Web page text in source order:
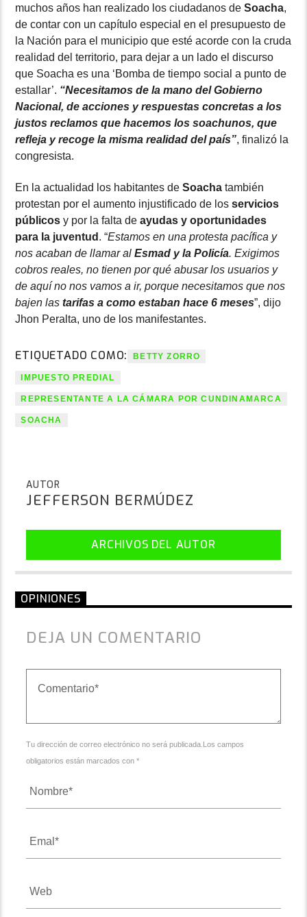
muchos años han realizado los ciudadanos deSoacha,
de contar con un capítulo especial en el presupuesto de
la Nación para el municipio que esté acorde con la cruda
realidad del territorio, para dejar a un lado el discurso
que Soacha es una ‘Bomba de tiempo social a punto de
estallar’. “Necesitamos de la mano del Gobierno
Nacional, de acciones y respuestas concretas a los
justos reclamos que hacemos los soachunos, que
refleja y recoge la misma realidad del país”, finalizó la
congresista.
En la actualidad los habitantes deSoachatambién
protestan por el aumento injustificado de losservicios
públicos y por la falta de ayudas y oportunidades
para la juventud . “Estamos en una protesta pacífica y
nos acaban de llamar alEsmad y la Policía. Exigimos
cobros reales, no tienen por qué abusar los usuarios y
de aquí no nos vamos a ir, porque necesitamos que nos
bajen lastarifas a como estaban hace 6 meses”, dijo
Jhon Peralta, uno de los manifestantes.
ETIQUETADO COMO: BETTY ZORRO
IMPUESTO PREDIAL
REPRESENTANTE A LA CÁMARA POR CUNDINAMARCA
SOACHA
AUTOR
JEFFERSON BERMÚDEZ
ARCHIVOS DEL AUTOR
OPINIONES
DEJA UN COMENTARIO
Tu dirección de correo electrónico no será publicada.Los campos
obligatorios están marcados con *